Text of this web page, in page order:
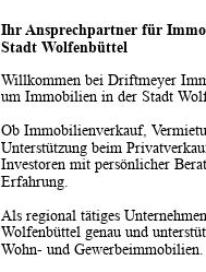
Ihr Ansprechpartner für
Stadt Wolfenbüttel
Willkommen bei Driftmeyer
um Immobilien in der Stadt
Ob Immobilienverkauf,
Unterstützung beim
Investoren mit persönlicher
Erfahrung.
Als regional tätiges
Wolfenbüttel genau und
Wohn- und Gewerbeimmobilien.